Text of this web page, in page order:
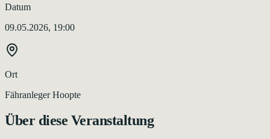
Datum
09.05.2026, 19:00
Ort
Fähranleger Hoopte
Über diese Veranstaltung